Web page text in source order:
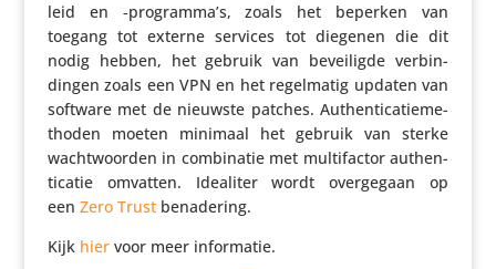
leid en ‑programma’s, zoals het beperken van
toegang tot externe services tot diegenen die dit
nodig hebben, het gebruik van bevei­ligde verbin­
dingen zoals een VPN en het regel­matig updaten van
software met de nieuwste patches. Authen­ti­ca­tie­me­
thoden moeten minimaal het gebruik van sterke
wacht­woorden in combi­natie met multi­factor authen­
ti­catie omvatten. Idealiter wordt over­ge­gaan op
een Zero Trustbenadering.
Kijk hiervoor meer informatie.